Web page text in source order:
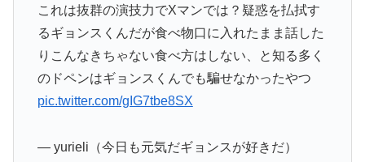
これは抜群の演技力でXマンでは？疑惑を払拭す
るギョンスくんだが食べ物口に入れたまま話した
りこんなきちゃない食べ方はしない、と知る多く
のドペンはギョンスくんでも騙せなかったやつ
pic.twitter.com/gIG7tbe8SX
— yurieli（今日も元気だギョンスが好きだ）